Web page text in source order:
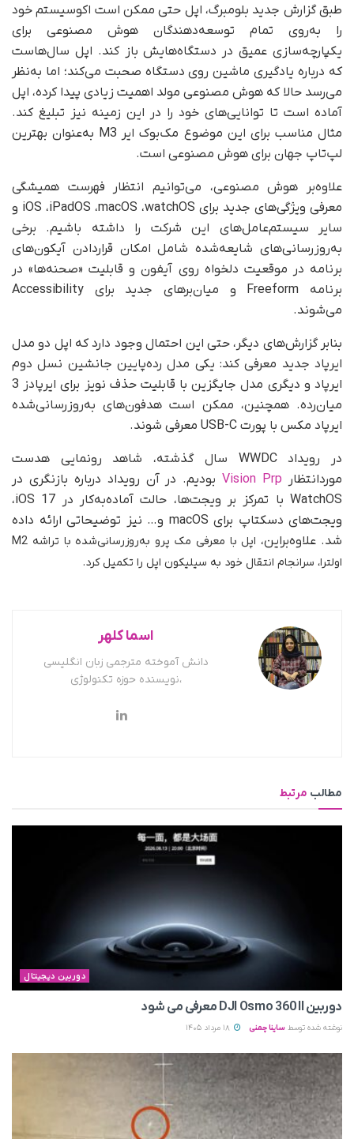
طبق گزارش جدید بلومبرگ، اپل حتی ممکن است اکوسیستم خود
را به‌روی تمام توسعه‌دهندگان هوش مصنوعی برای
یکپارچه‌سازی عمیق در دستگاه‌هایش باز کند. اپل سال‌هاست
که درباره یادگیری ماشین روی دستگاه صحبت می‌کند؛ اما به‌نظر
می‌رسد حالا که هوش مصنوعی مولد اهمیت زیادی پیدا کرده، اپل
آماده است تا توانایی‌های خود را در این زمینه نیز تبلیغ کند.
مثال مناسب برای این موضوع مک‌بوک ایر M3 به‌عنوان بهترین
لپ‌تاپ جهان برای هوش مصنوعی است.
علاوه‌بر هوش مصنوعی، می‌توانیم انتظار فهرست همیشگی
معرفی ویژگی‌های جدید برای iOS ،‌iPadOS ،‌macOS ،‌watchOS و
سایر سیستم‌عامل‌های این شرکت را داشته باشیم. برخی
به‌روزرسانی‌های شایعه‌شده شامل امکان قرار‌دادن آیکون‌های
برنامه در موقعیت دلخواه روی آیفون و قابلیت «صحنه‌ها» در
برنامه‌ Freeform و میان‌برهای جدید برای Accessibility
می‌شوند.
بنابر گزارش‌های دیگر، حتی این احتمال وجود دارد که اپل دو مدل
ایرپاد جدید معرفی کند: یکی مدل رده‌پایین جانشین نسل دوم
ایرپاد و دیگری مدل جایگزین با قابلیت حذف نویز برای ایرپادز 3
میان‌رده. همچنین، ممکن است هدفون‌های به‌روزرسانی‌شده‌
ایرپاد مکس با پورت USB-C معرفی شوند.
در رویداد WWDC سال گذشته، شاهد رونمایی هدست
مورد‌انتظار Vision Prpبودیم. در آن رویداد درباره بازنگری در
WatchOS با تمرکز بر ویجت‌ها، حالت آماده‌به‌کار در iOS 17،
ویجت‌های دسکتاپ برای macOS و… نیز توضیحاتی ارائه داده
شد. علاوه‌براین، اپل
با معرفی مک پرو به‌روزرسانی‌شده با تراشه M2
اولترا، سرانجام انتقال خود به سیلیکون اپل را تکمیل کرد.
اسما کلهر
دانش آموخته مترجمی زبان انگلیسی
،نویسنده حوزه تکنولوژی
مطالب مرتبط
دوربین دیجیتال
دوربین DJI Osmo 360 II معرفی می‌ شود
نوشته شده توسط ساینا چمنی